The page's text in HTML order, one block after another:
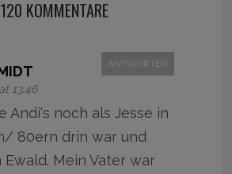
120 KOMMENTARE
13:46
ANTWORTEN
Andi‘s noch als Jesse in
80ern drin war und
Ewald. Mein Vater war